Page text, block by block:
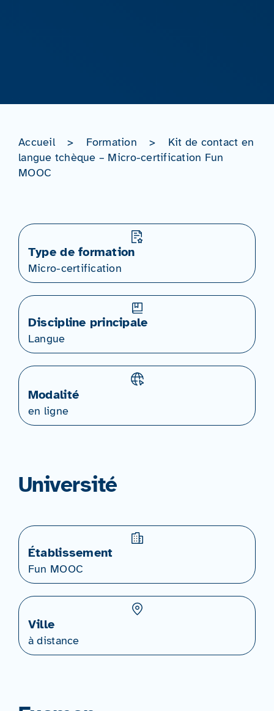
Accueil > Formation >
Kit de contact en
langue tchèque – Micro-certification Fun
MOOC
Type de formation
Micro-certification
Discipline principale
Langue
Modalité
en ligne
Université
Établissement
Fun MOOC
Ville
à distance